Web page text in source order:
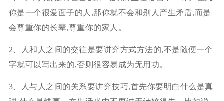
你是一个很爱面子的人,那你就不会和别人产生矛盾,而是
会尊重你的长辈,尊重你的家人。
2、人和人之间的交往是要讲究方式方法的,不是随便一个
字就可以写出来的,否则很容易成为无用功。
3、人与人之间的关系要讲究技巧,首先你要明白什么是真